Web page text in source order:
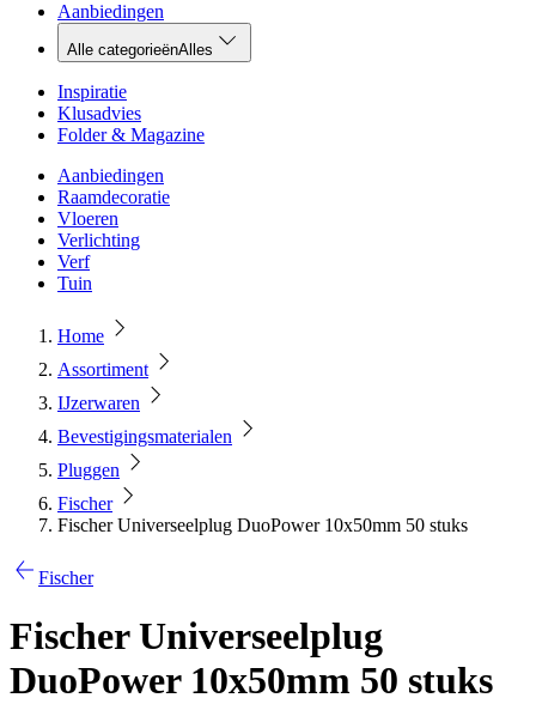
Aanbiedingen
Alle categorieënAlles
Inspiratie
Klusadvies
Folder & Magazine
Aanbiedingen
Raamdecoratie
Vloeren
Verlichting
Verf
Tuin
Home
Assortiment
IJzerwaren
Bevestigingsmaterialen
Pluggen
Fischer
Fischer Universeelplug DuoPower 10x50mm 50 stuks
Fischer
Fischer Universeelplug
DuoPower 10x50mm 50 stuks